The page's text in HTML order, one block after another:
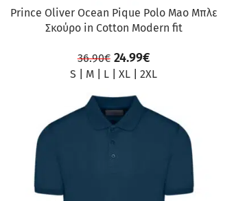
Prince Oliver Ocean Pique Polo Mao Μπλε
Σκούρο in Cotton Modern fit
36.90€ 24.99€
S M L |XL |2XL
ΠΡΟΣΦΟΡΆ